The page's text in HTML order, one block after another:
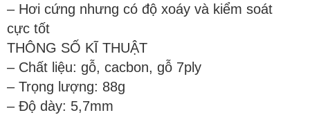
– Hơi cứng nhưng có độ xoáy và kiểm soát
cực tốt
THÔNG SỐ KĨ THUẬT
– Chất liệu: gỗ, cacbon, gỗ 7ply
– Trọng lượng: 88g
– Độ dày: 5,7mm